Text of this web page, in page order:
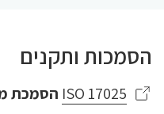
הסמכות ותקנים
ISO 17025 הסמכת